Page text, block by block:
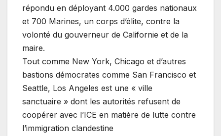
répondu en déployant 4.000 gardes nationaux
et 700 Marines, un corps d’élite, contre la
volonté du gouverneur de Californie et de la
maire.
Tout comme New York, Chicago et d’autres
bastions démocrates comme San Francisco et
Seattle, Los Angeles est une « ville
sanctuaire » dont les autorités refusent de
coopérer avec l’ICE en matière de lutte contre
l’immigration clandestine